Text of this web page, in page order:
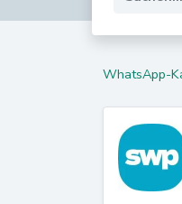
WhatsApp-